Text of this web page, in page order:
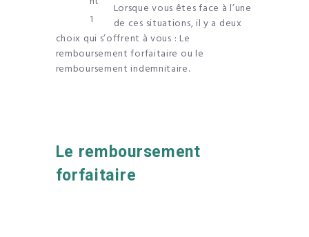
Lorsque vous êtes face à l’une
de ces situations, il y a deux
choix qui s’offrent à vous : Le
remboursement forfaitaire ou le
remboursement indemnitaire.
Le remboursement
forfaitaire